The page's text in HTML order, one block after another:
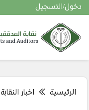
دخول/التسجيل
الرئيسية اخبار النقابة